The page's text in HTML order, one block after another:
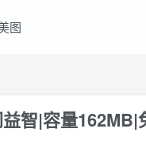
图
智|容量162MB|